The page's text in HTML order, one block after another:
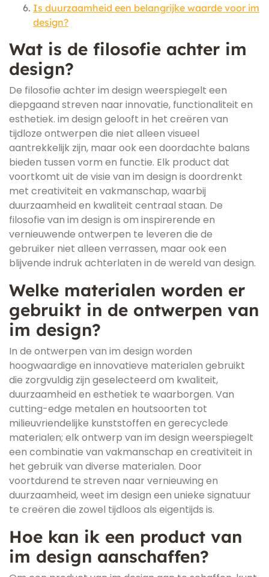
Is duurzaamheid een belangrijke waarde voor im
design?
Wat is de filosofie achter im
design?
De filosofie achter im design weerspiegelt een
diepgaand streven naar innovatie, functionaliteit en
esthetiek. im design gelooft in het creëren van
tijdloze ontwerpen die niet alleen visueel
aantrekkelijk zijn, maar ook een doordachte balans
bieden tussen vorm en functie. Elk product dat
voortkomt uit de visie van im design is doordrenkt
met creativiteit en vakmanschap, waarbij
duurzaamheid en kwaliteit centraal staan. De
filosofie van im design is om inspirerende en
vernieuwende ontwerpen te leveren die de
gebruiker niet alleen verrassen, maar ook een
blijvende indruk achterlaten in de wereld van design.
Welke materialen worden er
gebruikt in de ontwerpen van
im design?
In de ontwerpen van im design worden
hoogwaardige en innovatieve materialen gebruikt
die zorgvuldig zijn geselecteerd om kwaliteit,
duurzaamheid en esthetiek te waarborgen. Van
cutting-edge metalen en houtsoorten tot
milieuvriendelijke kunststoffen en gerecyclede
materialen; elk ontwerp van im design weerspiegelt
een combinatie van vakmanschap en creativiteit in
het gebruik van diverse materialen. Door
voortdurend te streven naar vernieuwing en
duurzaamheid, weet im design een unieke signatuur
te creëren die zowel tijdloos als eigentijds is.
Hoe kan ik een product van
im design aanschaffen?